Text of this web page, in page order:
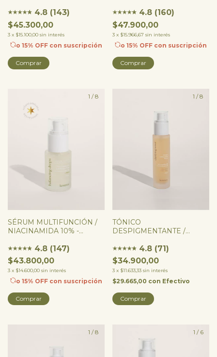
★★★★★
★ 4.8 (143)
$45.300,00
3 x $15.100,00 sin interés
o 15% OFF con suscripción
Comprar
MUNAPSYS 3% + ÁCIDO
HIALURÓNICO
★★★★★
★ 4.8 (160)
$47.900,00
3 x $15.966,67 sin interés
o 15% OFF con suscripción
Comprar
1 /8
SÉRUM MULTIFUNCIÓN /
NIACINAMIDA 10% -
★★★★★
★ 4.8 (147)
$43.800,00
3 x $14.600,00 sin interés
o 15% OFF con suscripción
Comprar
1 /8
TÓNICO
DESPIGMENTANTE /
Toner
★★★★★
★ 4.8 (71)
$34.900,00
3 x $11.633,33 sin interés
$29.665,00 con Efectivo
1 /8 1 / 6